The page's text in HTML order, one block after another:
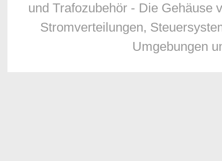
und Trafozubehör - Die Gehäuse
Stromverteilungen,
Umgebungen